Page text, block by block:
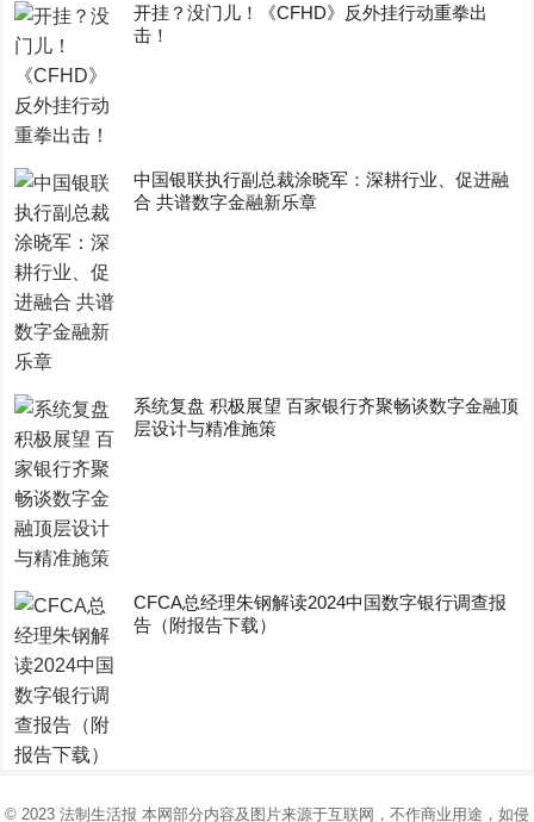
开挂？没门儿！《CFHD》反外挂行动重拳出
击！
中国银联执行副总裁涂晓军：深耕行业、促进融
合 共谱数字金融新乐章
系统复盘 积极展望 百家银行齐聚畅谈数字金融顶
层设计与精准施策
CFCA总经理朱钢解读2024中国数字银行调查报
告（附报告下载）
© 2023 法制生活报 本网部分内容及图片来源于互联网，不作商业用途，如侵